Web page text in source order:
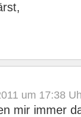
um 17:38
mir immer